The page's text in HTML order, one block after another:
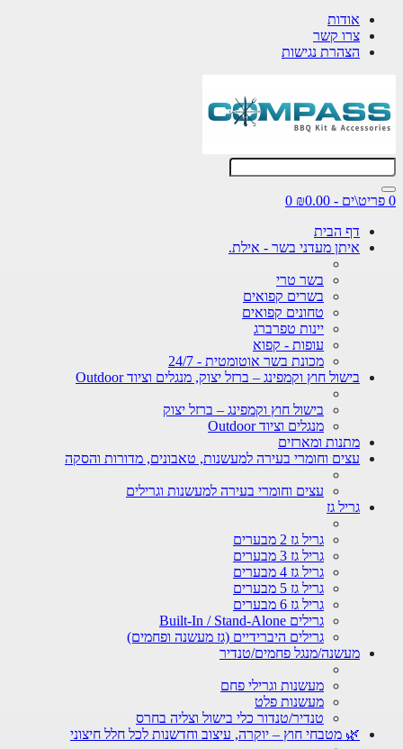
אודות
צרו קשר
הצהרת נגישות
0
דף הבית
איתן מעדני בשר - אילת.
בשר טרי
בשרים קפואים
טחונים קפואים
יינות טפרברג
עופות - קפוא
מכונת בשר אוטומטית - 24/7
בישול חוץ וקמפינג – ברזל יצוק, מנגלים וציוד Outdoor
בישול חוץ וקמפינג – ברזל יצוק
מנגלים וציוד Outdoor
מתנות ומארזים
עצים וחומרי בעירה למעשנות, טאבונים, מדורות והסקה
עצים וחומרי בעירה למעשנות וגרילים
גריל גז
גריל גז 2 מבערים
גריל גז 3 מבערים
גריל גז 4 מבערים
גריל גז 5 מבערים
גריל גז 6 מבערים
גרילים Built-In / Stand-Alone
גרילים היברידיים (גז מעשנה ופחמים)
מעשנה/מנגל פחמים/טנדיר
מעשנות וגרילי פחם
מעשנות פלט
טנדיר/טנדור כלי בישול וצליה בחרס
🌿 מטבחי חוץ – יוקרה, עיצוב וחדשנות לכל חלל חיצוני